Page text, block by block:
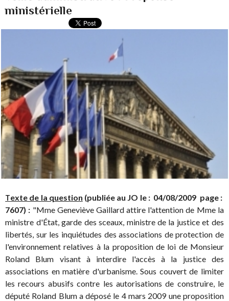
ministérielle
Texte de la question (publiée au JO le : 04/08/2009 page :
7607) : "Mme Geneviève Gaillard attire l'attention de Mme la
ministre d'État, garde des sceaux, ministre de la justice et des
libertés, sur les inquiétudes des associations de protection de
l'environnement relatives à la proposition de loi de Monsieur
Roland Blum visant à interdire l'accès à la justice des
associations en matière d'urbanisme. Sous couvert de limiter
les recours abusifs contre les autorisations de construire, le
député Roland Blum a déposé le 4 mars 2009 une proposition